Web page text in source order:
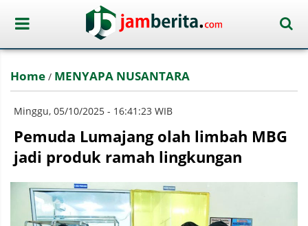
Home / MENYAPA NUSANTARA
Minggu, 05/10/2025 - 16:41:23 WIB
Pemuda Lumajang olah limbah MBG
jadi produk ramah lingkungan